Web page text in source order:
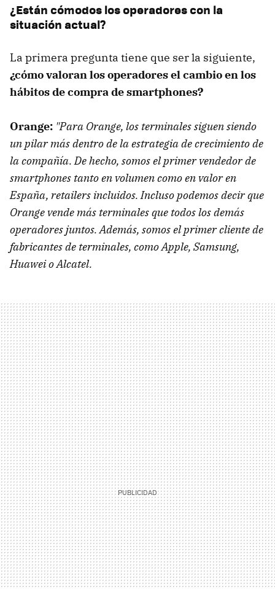
¿Están cómodos los operadores con la
situación actual?
La primera pregunta tiene que ser la siguiente,
¿cómo valoran los operadores el cambio en los
hábitos de compra de smartphones?
Orange: "Para Orange, los terminales siguen siendo
un pilar más dentro de la estrategia de crecimiento de
la compañía. De hecho, somos el primer vendedor de
smartphones tanto en volumen como en valor en
España, retailers incluidos. Incluso podemos decir que
Orange vende más terminales que todos los demás
operadores juntos. Además, somos el primer cliente de
fabricantes de terminales, como Apple, Samsung,
Huawei o Alcatel.